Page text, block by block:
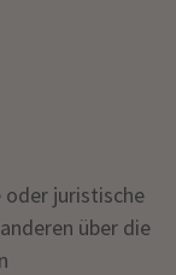
juristische
über die